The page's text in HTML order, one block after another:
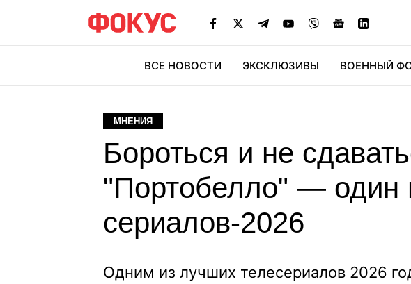
ВСЕ НОВОСТИ ЭКСКЛЮЗИВЫ ВОЕННЫЙ
МНЕНИЯ
Бороться и не
"Портобелло" — один
сериалов-2026
Одним из лучших телесериалов 2026